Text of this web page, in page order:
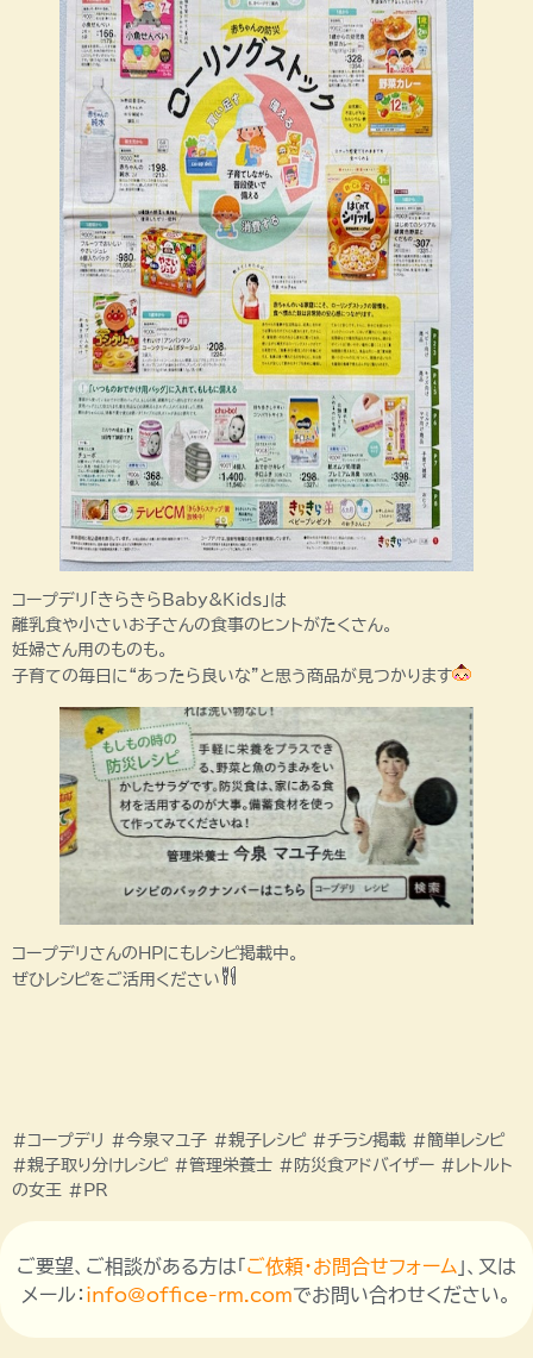
コープデリ「きらきらBaby&Kids」は
離乳食や小さいお子さんの食事のヒントがたくさん。
妊婦さん用のものも。
子育ての毎日に“あったら良いな”と思う商品が見つかります
コープデリさんのHPにもレシピ掲載中。
ぜひレシピをご活用ください
#コープデリ #今泉マユ子 #親子レシピ #チラシ掲載 #簡単レシピ
#親子取り分けレシピ #管理栄養士 #防災食アドバイザー #レトルト
の女王 #PR
ご要望、ご相談がある方は「 ご依頼・お問合せフォーム 」、又は
メール： info@office-rm.comでお問い合わせください。